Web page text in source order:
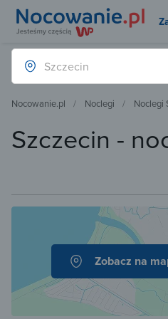
Nocowanie.pl Noclegi Noclegi
Szczecin -
Zobacz na